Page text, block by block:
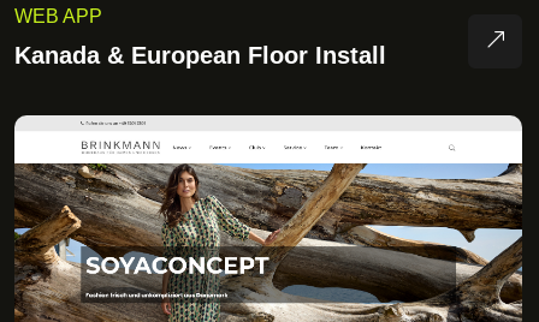
WEB APP
Kanada & European Floor Install